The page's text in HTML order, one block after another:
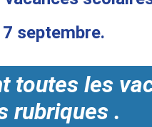
septembre.
toutes les
rubriques .